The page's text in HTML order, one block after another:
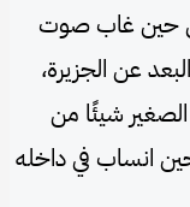
حين غاب صوت
عن الجزيرة،
شيئًا من
انساب في داخله